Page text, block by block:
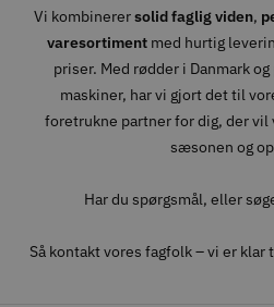
Vi kombinerersolid faglig viden,
varesortimentmed hurtig
priser. Med rødder i Danmark
maskiner, har vi gjort det til
foretrukne partner for dig, der
sæsonen og
Har du spørgsmål, eller
Så kontakt vores fagfolk – vi er